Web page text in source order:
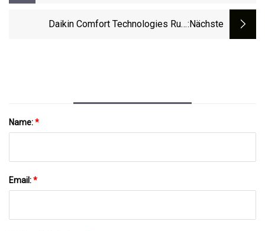
Jahrelang Verwenden Werden
Daikin Comfort Technologies Ruft:nächste
Name:*
Email:*